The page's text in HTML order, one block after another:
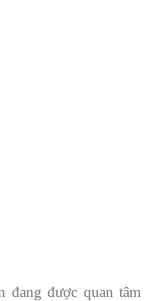
đang được quan tâm